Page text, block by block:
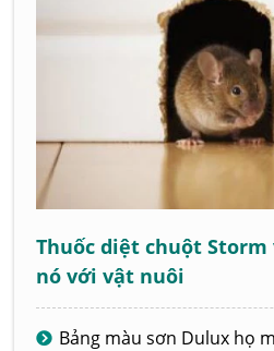
Thuốc diệt chuột
nó với vật nuôi
Bảng màu sơn Dulux họ